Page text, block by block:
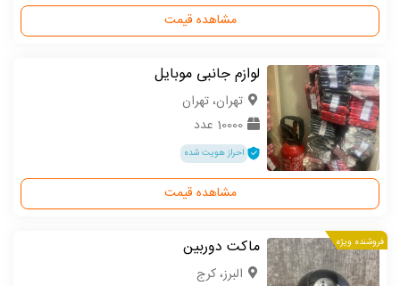
مشاهده قیمت
لوازم جانبی موبایل
تهران، تهران
10000 عدد
احراز هویت شده
مشاهده قیمت
فروشنده ویژه ماکت دوربین
البرز، کرج